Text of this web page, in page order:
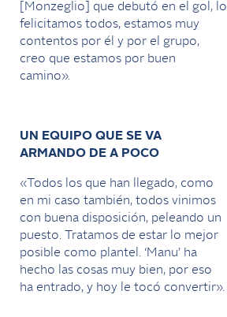
[Monzeglio] que debutó en el gol, lo
felicitamos todos, estamos muy
contentos por él y por el grupo,
creo que estamos por buen
camino».
UN EQUIPO QUE SE VA
ARMANDO DE A POCO
«Todos los que han llegado, como
en mi caso también, todos vinimos
con buena disposición, peleando un
puesto. Tratamos de estar lo mejor
posible como plantel. ‘Manu’ ha
hecho las cosas muy bien, por eso
ha entrado, y hoy le tocó convertir».